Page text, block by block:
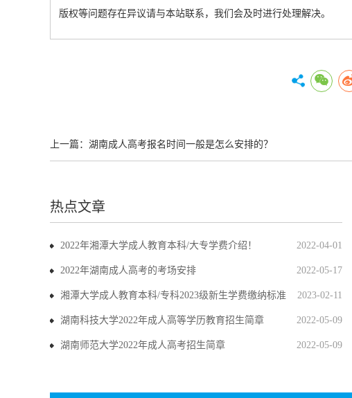
版权等问题存在异议请与本站联系，我们会及时进行处理解决。
上一篇： 湖南成人高考报名时间一般是怎么安排的？
热点文章
2022-04-01
2022年湘潭大学成人教育本科/大专学费介绍！
2022-05-17
2022年湖南成人高考的考场安排
2023-02-11
湘潭大学成人教育本科/专科2023级新生学费缴纳标准
2022-05-09
湖南科技大学2022年成人高等学历教育招生简章
2022-05-09
湖南师范大学2022年成人高考招生简章